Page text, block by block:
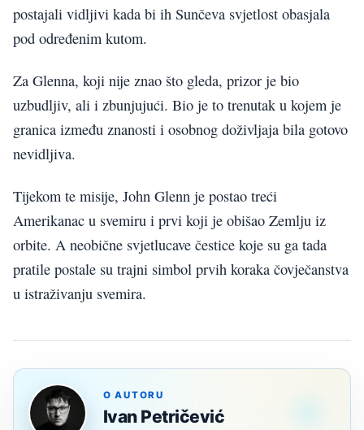
postajali vidljivi kada bi ih Sunčeva svjetlost obasjala
pod određenim kutom.
Za Glenna, koji nije znao što gleda, prizor je bio
uzbudljiv, ali i zbunjujući. Bio je to trenutak u kojem je
granica između znanosti i osobnog doživljaja bila gotovo
nevidljiva.
Tijekom te misije, John Glenn je postao treći
Amerikanac u svemiru i prvi koji je obišao Zemlju iz
orbite. A neobične svjetlucave čestice koje su ga tada
pratile postale su trajni simbol prvih koraka čovječanstva
u istraživanju svemira.
O AUTORU
Ivan Petričević